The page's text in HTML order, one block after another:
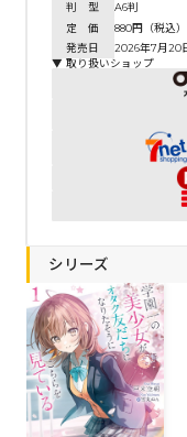
判 型
A6判
定 価
880円（税込）
発売日
2026年7月20
▼ 取り扱いショップ
シリーズ